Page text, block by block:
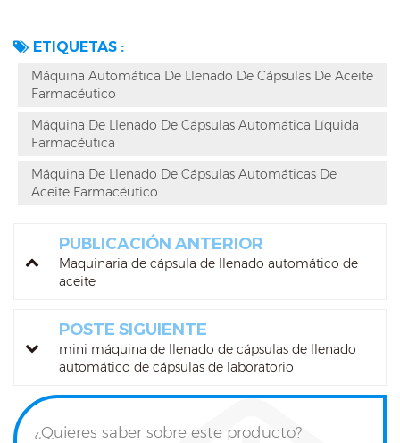
ETIQUETAS :
Máquina Automática De Llenado De Cápsulas De Aceite
Farmacéutico
Máquina De Llenado De Cápsulas Automática Líquida
Farmacéutica
Máquina De Llenado De Cápsulas Automáticas De
Aceite Farmacéutico
PUBLICACIÓN ANTERIOR
Maquinaria de cápsula de llenado automático de
aceite
POSTE SIGUIENTE
mini máquina de llenado de cápsulas de llenado
automático de cápsulas de laboratorio
¿Quieres saber sobre este producto?